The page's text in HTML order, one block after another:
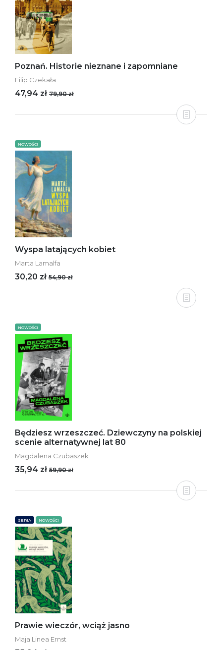
Poznań. Historie nieznane i zapomniane
Filip Czekała
47,94 zł 79,90 zł
NOWOŚCI
Wyspa latających kobiet
Marta Lamalfa
30,20 zł 54,90 zł
NOWOŚCI
Będziesz wrzeszczeć. Dziewczyny na polskiej
scenie alternatywnej lat 80
Magdalena Czubaszek
35,94 zł 59,90 zł
SERIA NOWOŚCI
Prawie wieczór, wciąż jasno
Maja Linea Ernst